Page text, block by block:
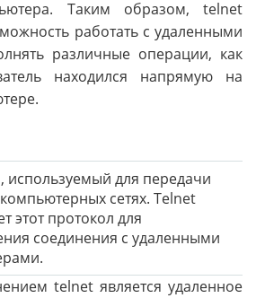
Таким образом, telnet
работать с удаленными
различные операции, как
находился напрямую на
используемый для передачи
сетях. Telnet
этот протокол для
соединения с удаленными
telnet является удаленное